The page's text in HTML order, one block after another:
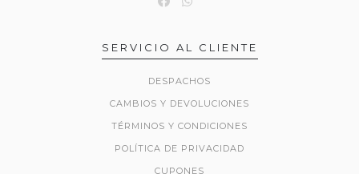
SERVICIO AL CLIENTE
DESPACHOS
CAMBIOS Y DEVOLUCIONES
TÉRMINOS Y CONDICIONES
POLÍTICA DE PRIVACIDAD
CUPONES